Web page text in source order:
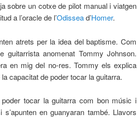
sobre un cotxe de pilot manual i viatgen
a l’oracle de l’Odissead’Homer.
atrets per la idea del baptisme. Com
guitarrista anomenat Tommy Johnson.
en mig del no-res. Tommy els explica
capacitat de poder tocar la guitarra.
tocar la guitarra com bon músic i
en guanyaran també. Llavors